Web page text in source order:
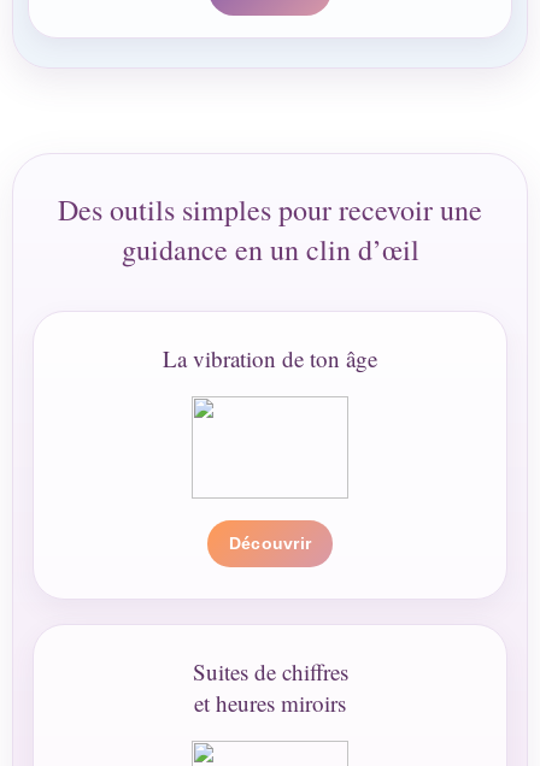
Des outils simples pour recevoir une
guidance en un clin d’œil
La vibration de ton âge
Découvrir
Suites de chiffres
et heures miroirs